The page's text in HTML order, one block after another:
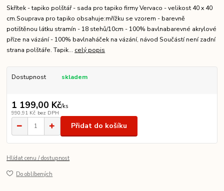
Skřítek - tapiko polštář - sada pro tapiko firmy Vervaco - velikost 40 x 40
cm.Souprava pro tapiko obsahuje:mřížku se vzorem - barevně
potištěnou látku stramín - 18 stehů/10cm - 100% bavlnabarevné akrylové
příze na vázání - 100% bavlnaháček na vázání, návod Součástí není zadní
strana polštáře. Tapik... celý popis
Dostupnost skladem
1 199,00 Kč/ks
990,91 Kč bez DPH
Přidat do košíku
Hlídat cenu / dostupnost
Do oblíbených